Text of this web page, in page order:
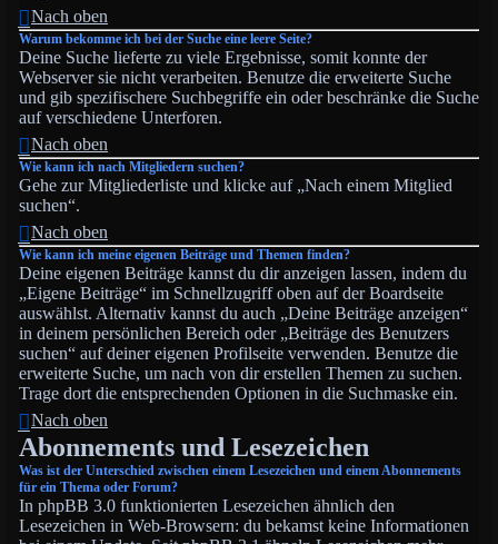
Nach oben
Warum bekomme ich bei der Suche eine leere Seite?
Deine Suche lieferte zu viele Ergebnisse, somit konnte der
Webserver sie nicht verarbeiten. Benutze die erweiterte Suche
und gib spezifischere Suchbegriffe ein oder beschränke die Suche
auf verschiedene Unterforen.
Nach oben
Wie kann ich nach Mitgliedern suchen?
Gehe zur Mitgliederliste und klicke auf „Nach einem Mitglied
suchen“.
Nach oben
Wie kann ich meine eigenen Beiträge und Themen finden?
Deine eigenen Beiträge kannst du dir anzeigen lassen, indem du
„Eigene Beiträge“ im Schnellzugriff oben auf der Boardseite
auswählst. Alternativ kannst du auch „Deine Beiträge anzeigen“
in deinem persönlichen Bereich oder „Beiträge des Benutzers
suchen“ auf deiner eigenen Profilseite verwenden. Benutze die
erweiterte Suche, um nach von dir erstellen Themen zu suchen.
Trage dort die entsprechenden Optionen in die Suchmaske ein.
Nach oben
Abonnements und Lesezeichen
Was ist der Unterschied zwischen einem Lesezeichen und einem Abonnements
für ein Thema oder Forum?
In phpBB 3.0 funktionierten Lesezeichen ähnlich den
Lesezeichen in Web-Browsern: du bekamst keine Informationen